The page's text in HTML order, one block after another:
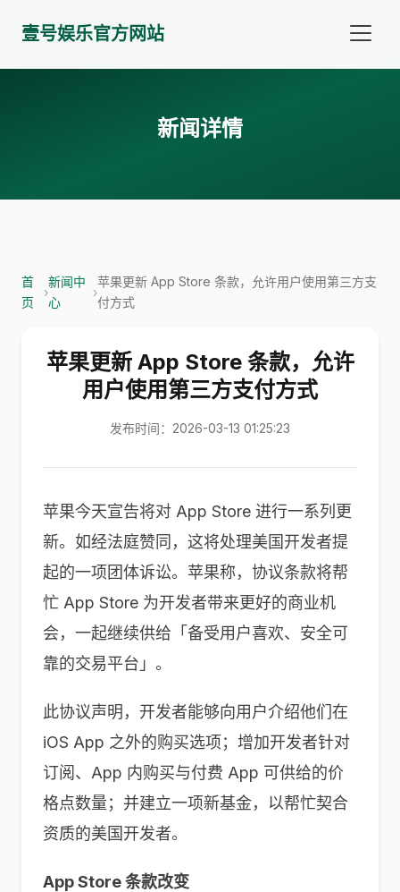
壹号娱乐官方网站
新闻详情
首
页
›
新闻中
心
›
苹果更新 App Store 条款，允许用户使用第三方支
付方式
苹果更新 App Store 条款，允许
用户使用第三方支付方式
发布时间：2026-03-13 01:25:23
苹果今天宣告将对 App Store 进行一系列更
新。如经法庭赞同，这将处理美国开发者提
起的一项团体诉讼。苹果称，协议条款将帮
忙 App Store 为开发者带来更好的商业机
会，一起继续供给「备受用户喜欢、安全可
靠的交易平台」。
此协议声明，开发者能够向用户介绍他们在
iOS App 之外的购买选项；增加开发者针对
订阅、App 内购买与付费 App 可供给的价
格点数量；并建立一项新基金，以帮忙契合
资质的美国开发者。
App Store 条款改变